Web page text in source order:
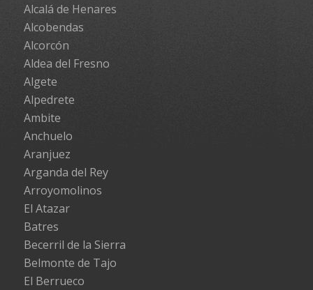
Alcalá de Henares
Alcobendas
Alcorcón
Aldea del Fresno
Algete
Alpedrete
Ambite
Anchuelo
Aranjuez
Arganda del Rey
Arroyomolinos
El Atazar
Batres
Becerril de la Sierra
Belmonte de Tajo
El Berrueco